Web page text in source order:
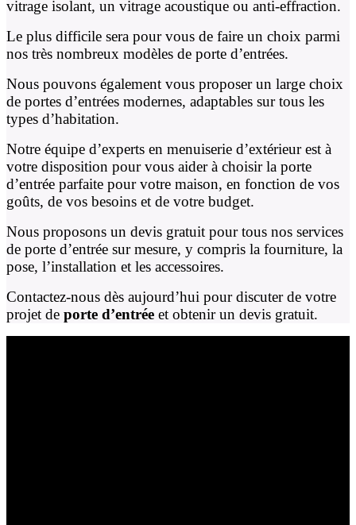
vitrage isolant, un vitrage acoustique ou anti-effraction.
Le plus difficile sera pour vous de faire un choix parmi
nos très nombreux modèles de porte d’entrées.
Nous pouvons également vous proposer un large choix
de portes d’entrées modernes, adaptables sur tous les
types d’habitation.
Notre équipe d’experts en menuiserie d’extérieur est à
votre disposition pour vous aider à choisir la porte
d’entrée parfaite pour votre maison, en fonction de vos
goûts, de vos besoins et de votre budget.
Nous proposons un devis gratuit pour tous nos services
de porte d’entrée sur mesure, y compris la fourniture, la
pose, l’installation et les accessoires.
Contactez-nous dès aujourd’hui pour discuter de votre
projet de porte d’entrée et obtenir un devis gratuit.